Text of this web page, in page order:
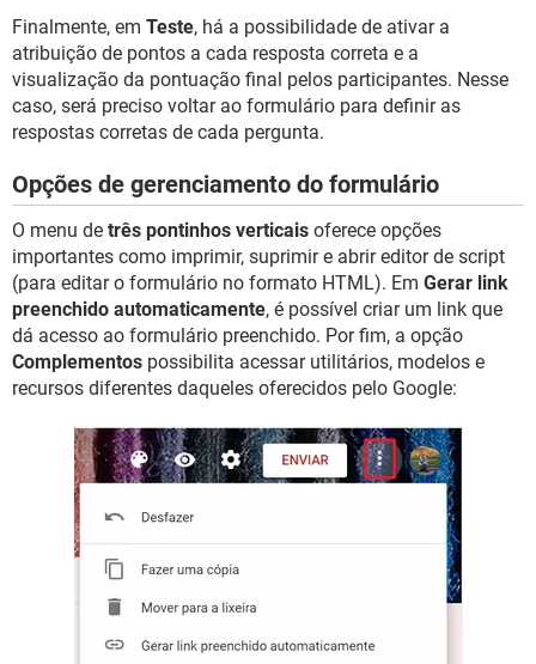
Finalmente, em Teste, há a possibilidade de ativar a
atribuição de pontos a cada resposta correta e a
visualização da pontuação final pelos participantes. Nesse
caso, será preciso voltar ao formulário para definir as
respostas corretas de cada pergunta.
Opções de gerenciamento do formulário
O menu de três pontinhos verticais oferece opções
importantes como imprimir, suprimir e abrir editor de script
(para editar o formulário no formato HTML). Em Gerar link
preenchido automaticamente, é possível criar um link que
dá acesso ao formulário preenchido. Por fim, a opção
Complementos possibilita acessar utilitários, modelos e
recursos diferentes daqueles oferecidos pelo Google: